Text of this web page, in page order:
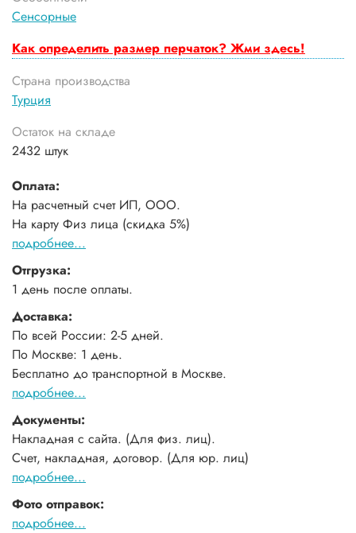
Сенсорные
Как определить размер перчаток? Жми здесь!
Страна производства
Турция
Остаток на складе
2432 штук
Оплата:
На расчетный счет ИП, ООО.
На карту Физ лица (скидка 5%)
подробнее...
Отгрузка:
1 день после оплаты.
Доставка:
По всей России: 2-5 дней.
По Москве: 1 день.
Бесплатно до транспортной в Москве.
подробнее...
Документы:
Накладная с сайта. (Для физ. лиц).
Счет, накладная, договор. (Для юр. лиц)
подробнее...
Фото отправок:
подробнее...